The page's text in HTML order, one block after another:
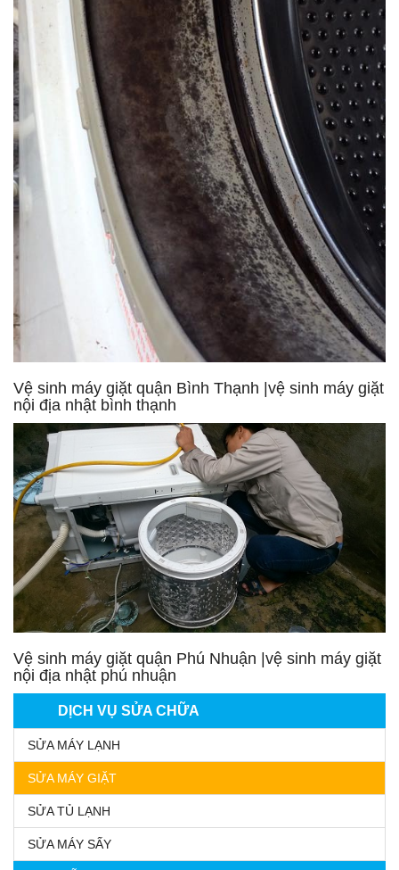
DỊCH VỤ SỬA CHỮA
SỬA MÁY LẠNH
SỬA MÁY GIẶT
SỬA TỦ LẠNH
SỬA MÁY SẤY
Vệ sinh máy giặt quận Bình Thạnh |vệ sinh máy giặt
nội địa nhật bình thạnh
Vệ sinh máy giặt quận Phú Nhuận |vệ sinh máy giặt
nội địa nhật phú nhuận